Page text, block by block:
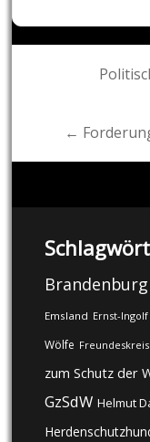
←
Brandenburg
Emsland Ernst-
Wölfe
zum Schutz der
GzSdW Helmut